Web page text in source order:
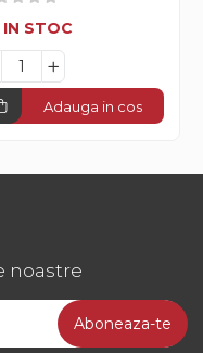
IN STOC
Adauga in cos
noastre